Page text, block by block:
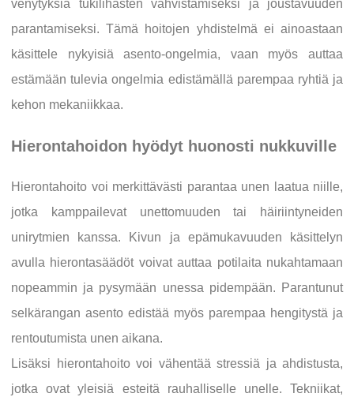
venytyksiä tukilihasten vahvistamiseksi ja joustavuuden
parantamiseksi. Tämä hoitojen yhdistelmä ei ainoastaan
käsittele nykyisiä asento-ongelmia, vaan myös auttaa
estämään tulevia ongelmia edistämällä parempaa ryhtiä ja
kehon mekaniikkaa.
Hierontahoidon hyödyt huonosti nukkuville
Hierontahoito voi merkittävästi parantaa unen laatua niille,
jotka kamppailevat unettomuuden tai häiriintyneiden
unirytmien kanssa. Kivun ja epämukavuuden käsittelyn
avulla hierontasäädöt voivat auttaa potilaita nukahtamaan
nopeammin ja pysymään unessa pidempään. Parantunut
selkärangan asento edistää myös parempaa hengitystä ja
rentoutumista unen aikana.
Lisäksi hierontahoito voi vähentää stressiä ja ahdistusta,
jotka ovat yleisiä esteitä rauhalliselle unelle. Tekniikat,